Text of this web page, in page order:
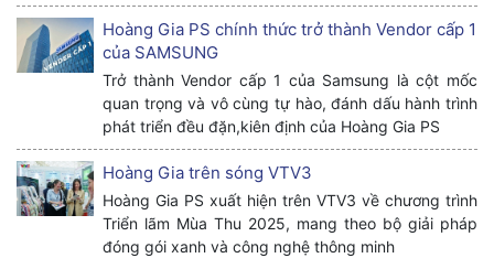
Hoàng Gia PS chính thức trở thành Vendor cấp 1
của SAMSUNG
Trở thành Vendor cấp 1 của Samsung là cột mốc
quan trọng và vô cùng tự hào, đánh dấu hành trình
phát triển đều đặn,kiên định của Hoàng Gia PS
Hoàng Gia trên sóng VTV3
Hoàng Gia PS xuất hiện trên VTV3 về chương trình
Triển lãm Mùa Thu 2025, mang theo bộ giải pháp
đóng gói xanh và công nghệ thông minh